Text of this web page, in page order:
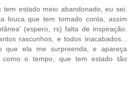
tem estado meio abandonado, eu sei.
louca que tem tomado conta, assim
(espero, rs) falta de inspiração.
rascunhos, e todos inacabados...
que ela me surpreenda, e apareça
como o tempo, que tem estado tão